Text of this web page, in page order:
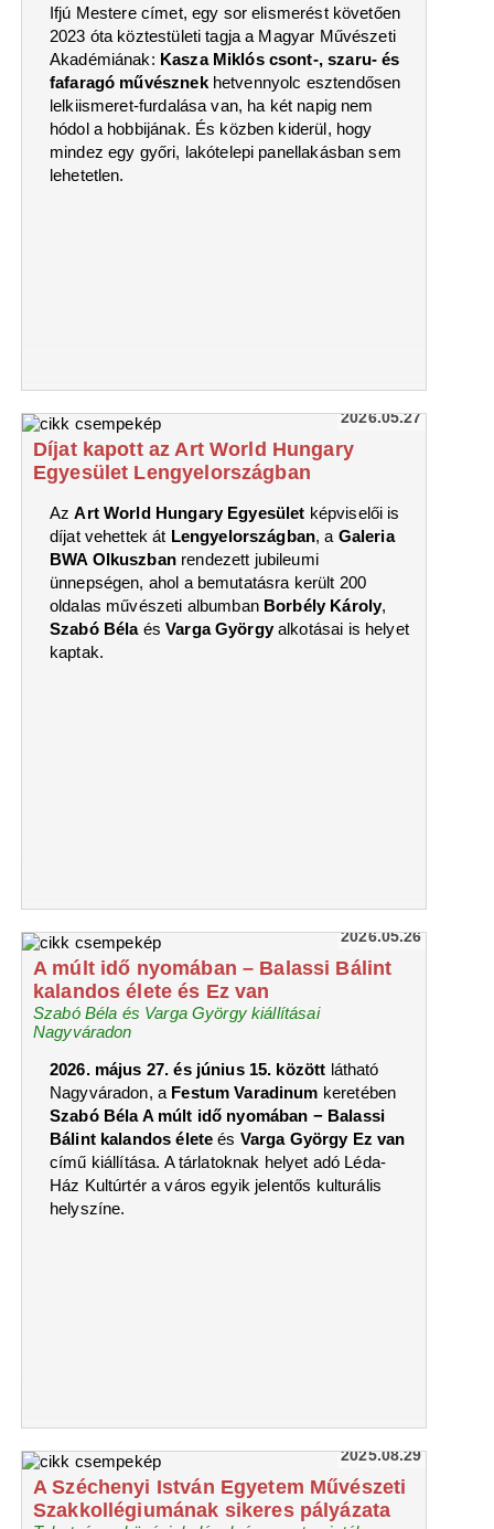
Ifjú Mestere címet, egy sor elismerést követően
2023 óta köztestületi tagja a Magyar Művészeti
Akadémiának: Kasza Miklós csont-, szaru- és
fafaragó művésznekhetvennyolc esztendősen
lelkiismeret-furdalása van, ha két napig nem
hódol a hobbijának. És közben kiderül, hogy
mindez egy győri, lakótelepi panellakásban sem
lehetetlen.
2026.05.27
Díjat kapott az Art World Hungary
Egyesület Lengyelországban
AzArt World Hungary Egyesület képviselői is
díjat vehettek át Lengyelországban, a Galeria
BWA Olkuszban rendezett jubileumi
ünnepségen, ahol a bemutatásra került 200
oldalas művészeti albumbanBorbély Károly,
Szabó BélaésVarga Györgyalkotásai is helyet
kaptak.
2026.05.26
A múlt idő nyomában – Balassi Bálint
kalandos élete és Ez van
Szabó Béla és Varga György kiállításai
Nagyváradon
2026. május 27. és június 15. között látható
Nagyváradon, a Festum Varadinum keretében
Szabó Béla A múlt idő nyomában − Balassi
Bálint kalandos élete és Varga György Ez van
című kiállítása. A tárlatoknak helyet adó Léda-
Ház Kultúrtér a város egyik jelentős kulturális
helyszíne.
2025.08.29
A Széchenyi István Egyetem Művészeti
Szakkollégiumának sikeres pályázata